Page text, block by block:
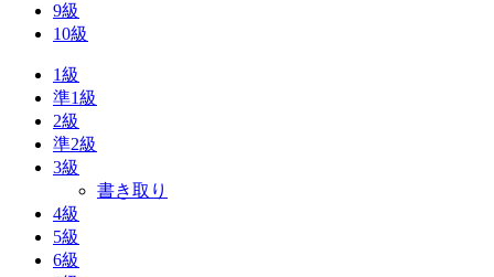
9級
10級
1級
準1級
2級
準2級
3級
書き取り
4級
5級
6級